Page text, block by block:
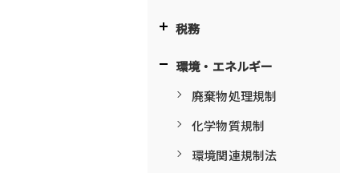
税務
環境・エネルギー
廃棄物処理規制
化学物質規制
環境関連規制法